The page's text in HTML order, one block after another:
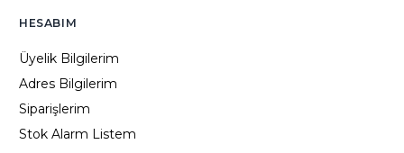
HESABIM
Üyelik Bilgilerim
Adres Bilgilerim
Siparişlerim
Stok Alarm Listem